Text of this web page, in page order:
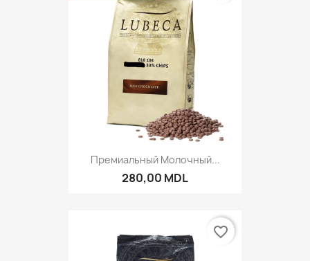
Премиальный Молочный...
280,00 MDL
favorite_border